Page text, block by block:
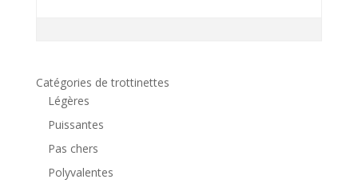
Catégories de trottinettes
Légères
Puissantes
Pas chers
Polyvalentes